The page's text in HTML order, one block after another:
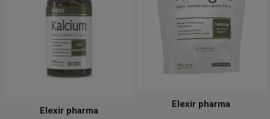
Elexir pharma
Elexir pharma